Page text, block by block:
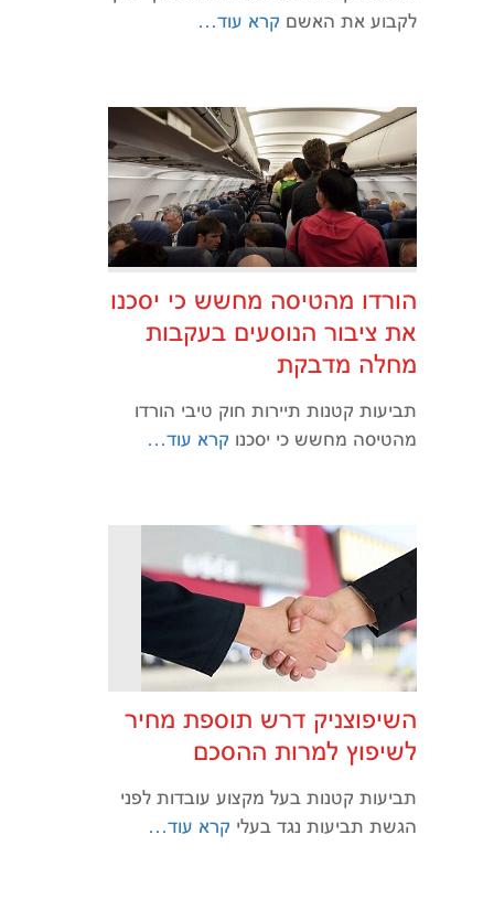
לקבוע את האשם קרא עוד…
הורדו מהטיסה מחשש כי יסכנו
את ציבור הנוסעים בעקבות
מחלה מדבקת
תביעות קטנות תיירות חוק טיבי הורדו
מהטיסה מחשש כי יסכנו קרא עוד…
השיפוצניק דרש תוספת מחיר
לשיפוץ למרות ההסכם
תביעות קטנות בעל מקצוע עובדות לפני
הגשת תביעות נגד בעלי קרא עוד…